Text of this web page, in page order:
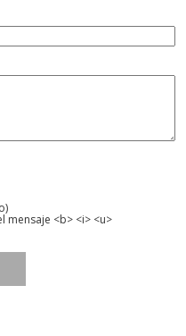
mensaje <b> <i> <u>